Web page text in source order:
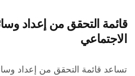
قائمة التحقق من إعداد
الاجتماعي
تساعد قائمة التحقق من إعداد